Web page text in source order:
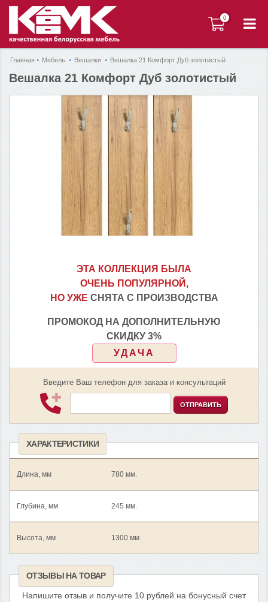
0
0
Главная Мебель Вешалки Вешалка 21 Комфорт Дуб золотистый
Вешалка 21 Комфорт Дуб золотистый
ЭТА КОЛЛЕКЦИЯ БЫЛА
ОЧЕНЬ ПОПУЛЯРНОЙ,
НО УЖЕ СНЯТА С ПРОИЗВОДСТВА
ПРОМОКОД НА ДОПОЛНИТЕЛЬНУЮ
СКИДКУ 3%
УДАЧА
Введите Ваш телефон для заказа и консультаций
ОТПРАВИТЬ
ХАРАКТЕРИСТИКИ
Длина, мм 780 мм.
Глубина, мм 245 мм.
Высота, мм 1300 мм.
ОТЗЫВЫ НА ТОВАР
Напишите отзыв и получите 10 рублей на бонусный счет